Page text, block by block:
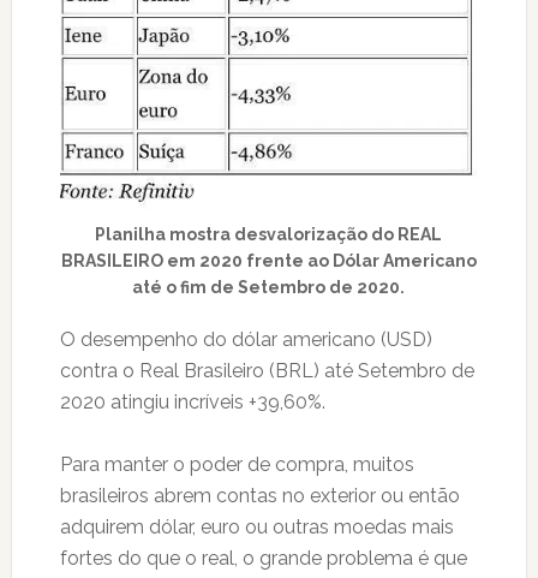
Planilha mostra desvalorização do REAL
BRASILEIRO em 2020 frente ao Dólar Americano
até o fim de Setembro de 2020.
O desempenho do dólar americano (USD)
contra o Real Brasileiro (BRL) até Setembro de
2020 atingiu incríveis +39,60%.
Para manter o poder de compra, muitos
brasileiros abrem contas no exterior ou então
adquirem dólar, euro ou outras moedas mais
fortes do que o real, o grande problema é que